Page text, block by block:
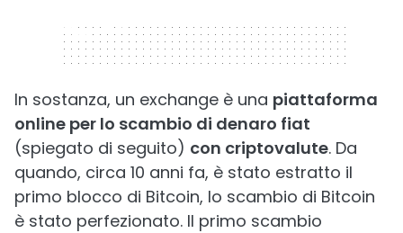
320 x 50
In sostanza, un exchange è una piattaforma
online per lo scambio di denaro fiat
(spiegato di seguito) con criptovalute. Da
quando, circa 10 anni fa, è stato estratto il
primo blocco di Bitcoin, lo scambio di Bitcoin
è stato perfezionato. Il primo scambio